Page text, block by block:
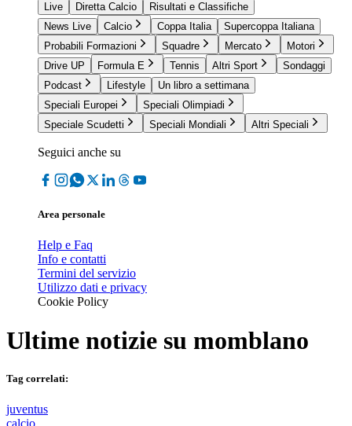
Live
Diretta Calcio
Risultati e Classifiche
News Live
Calcio Coppa Italia
Supercoppa Italiana
Probabili Formazioni
Squadre Mercato
Motori
Drive UP
Formula E Tennis Altri Sport
Sondaggi
Podcast
Lifestyle
Un libro a settimana
Speciali Europei
Speciali Olimpiadi
Speciale Scudetti
Speciali Mondiali Altri Speciali
Seguici anche su
Area personale
Help e Faq
Info e contatti
Termini del servizio
Utilizzo dati e privacy
Cookie Policy
Ultime notizie su momblano
Tag correlati:
juventus